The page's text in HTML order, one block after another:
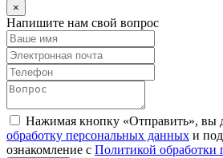
×
Напишите нам свой вопрос
Нажимая кнопку «Отправить», вы
обработку персональных данных и
ознакомление с Политикой обработки